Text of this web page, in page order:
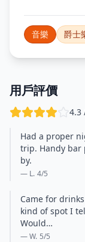
音樂 爵士
用戶評價
4.3
Had a proper
trip. Handy bar
by.
— L. 4/5
Came for
kind of spot I
Would…
— W. 5/5